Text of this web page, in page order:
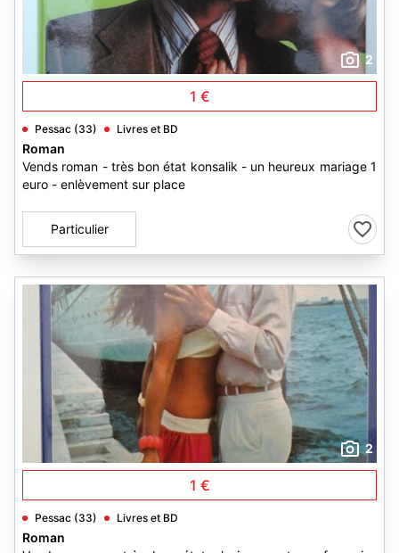
2
1 €
Pessac (33) Livres et BD
Roman
Vends roman - très bon état konsalik - un heureux mariage 1
euro - enlèvement sur place
Particulier
2
1 €
Pessac (33) Livres et BD
Roman